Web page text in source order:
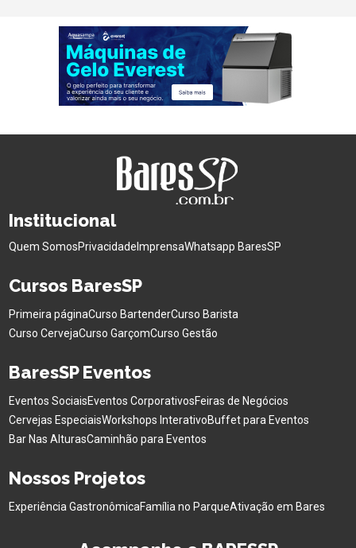
Institucional
Quem SomosPrivacidade ImprensaWhatsapp BaresSP
Cursos BaresSP
Primeira páginaCurso BartenderCurso Barista
Curso CervejaCurso GarçomCurso Gestão
BaresSP Eventos
Eventos SociaisEventos CorporativosFeiras de Negócios
Cervejas EspeciaisWorkshops InterativoBuffet para Eventos
Bar Nas AlturasCaminhão para Eventos
Nossos Projetos
Experiência GastronômicaFamília no ParqueAtivação em Bares